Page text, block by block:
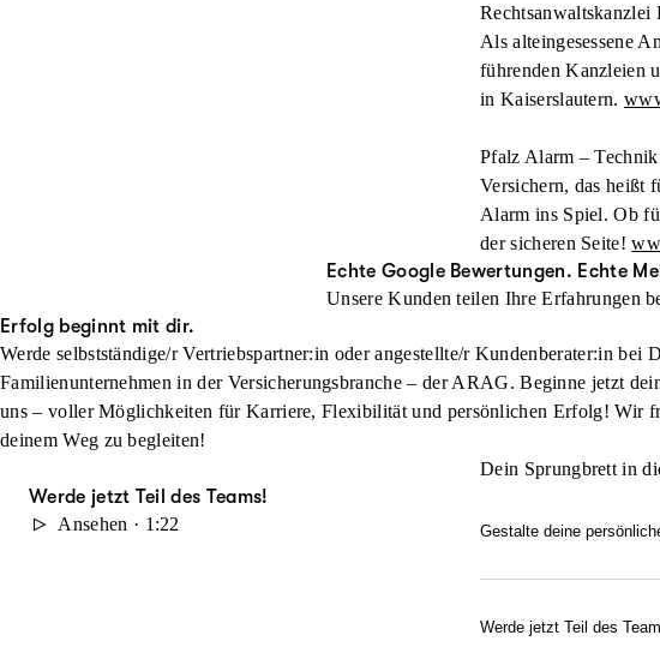
Rechtsanwaltskanzlei
Als alteingesessene
führenden Kanzleien
in Kaiserslautern.
Pfalz Alarm –
Versichern, das heißt
Alarm ins Spiel. Ob
der sicheren Seite!
Echte Google Bewertungen. Echte
Unsere Kunden teilen Ihre Erfahrungen
Erfolg beginnt mit dir.
Werde selbstständige/r Vertriebspartner:in oder angestellte/r Kundenberater:in bei
Familienunternehmen in der Versicherungsbranche – der ARAG. Beginne jetzt
uns – voller Möglichkeiten für Karriere, Flexibilität und persönlichen Erfolg! Wir
deinem Weg zu begleiten!
Werde jetzt Teil des Teams!
Ansehen · 1:22
Dein Sprungbrett in
Gestalte deine
Karrierechancen?
Werde jetzt Teil des